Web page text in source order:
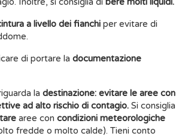
a livello dei fianchi per evitare di
di portare la documentazione
la destinazione: evitare le aree con
ad alto rischio di contagio. Si consiglia
aree con condizioni meteorologiche
fredde o molto calde). Tieni conto